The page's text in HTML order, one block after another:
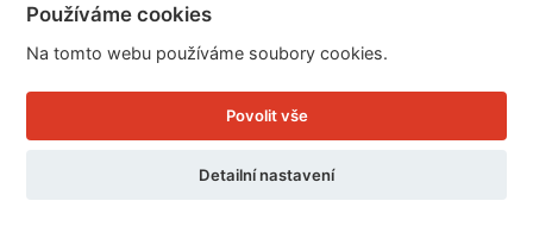
Používáme cookies
Na tomto webu používáme soubory cookies.
Povolit vše
Detailní nastavení